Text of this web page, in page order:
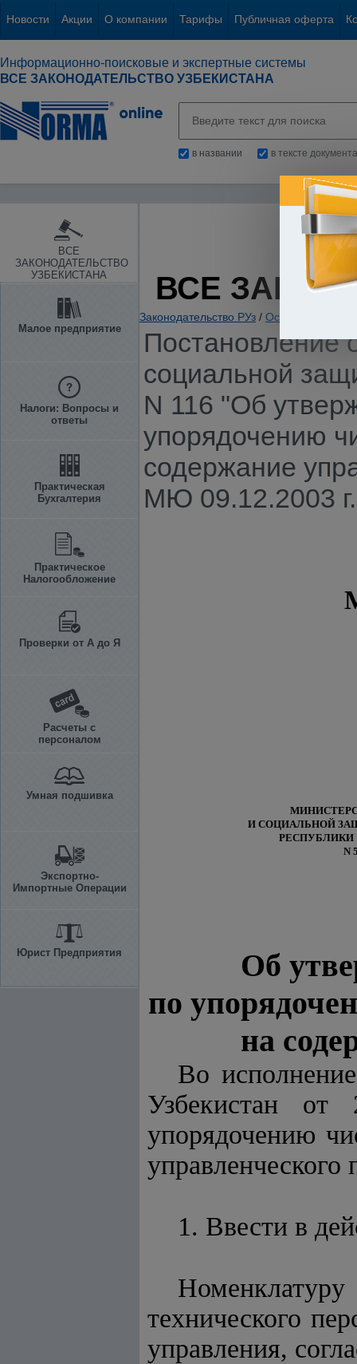
Новости Акции О компании Тарифы Публичная оферта
Информационно-поисковые и экспертные системы
ВСЕ ЗАКОНОДАТЕЛЬСТВО УЗБЕКИСТАНА
в названии в тексте документа
ВСЕ
ЗАКОНОДАТЕЛЬСТВО
УЗБЕКИСТАНА
Малое предприятие
Налоги: Вопросы и
ответы
Практическая
Бухгалтерия
Практическое
Налогообложение
Проверки от А до Я
Расчеты с
персоналом
Умная подшивка
Экспортно-
Импортные Операции
Юрист Предприятия
ВСЕ
Законодательство РУз / Основы
Постановление
социальной
N 116 "Об
упорядочению
содержание
МЮ 09.12.2003
И СОЦИАЛЬНОЙ
РЕСПУБЛИКИ
N
Об
по
на
Во
Узбекистан
упорядочению
управленческого
1. Ввести в
технического
управления,